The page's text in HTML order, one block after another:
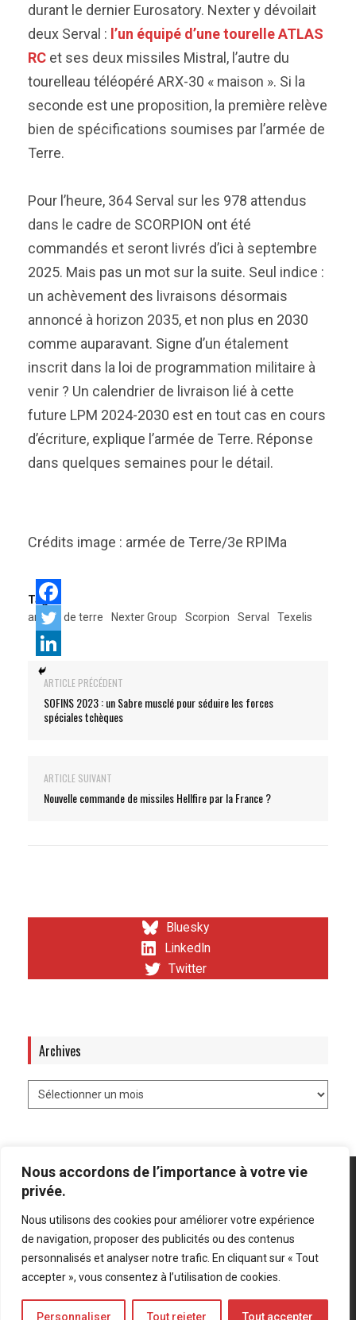
Nous accordons de l’importance à votre vie
privée.
Nous utilisons des cookies pour améliorer votre expérience
de navigation, proposer des publicités ou des contenus
personnalisés et analyser notre trafic. En cliquant sur « Tout
accepter », vous consentez à l’utilisation de cookies.
Personnaliser Tout rejeter Tout accepter
durant le dernier Eurosatory. Nexter y dévoilait
deux Serval : l’un équipé d’une tourelle ATLAS
RC et ses deux missiles Mistral, l’autre du
tourelleau téléopéré ARX-30 « maison ». Si la
seconde est une proposition, la première relève
bien de spécifications soumises par l’armée de
Terre.
Pour l’heure, 364 Serval sur les 978 attendus
dans le cadre de SCORPION ont été
commandés et seront livrés d’ici à septembre
2025. Mais pas un mot sur la suite. Seul indice :
un achèvement des livraisons désormais
annoncé à horizon 2035, et non plus en 2030
comme auparavant. Signe d’un étalement
inscrit dans la loi de programmation militaire à
venir ? Un calendrier de livraison lié à cette
future LPM 2024-2030 est en tout cas en cours
d’écriture, explique l’armée de Terre. Réponse
dans quelques semaines pour le détail.
Crédits image : armée de Terre/3e RPIMa
Tags:
armée de terre
Nexter Group Scorpion Serval Texelis
ARTICLE PRÉCÉDENT
SOFINS 2023 : un Sabre musclé pour séduire les forces
spéciales tchèques
ARTICLE SUIVANT
Nouvelle commande de missiles Hellfire par la France ?
Bluesky
LinkedIn
Twitter
Archives
Mentions légales Politique de confidentialité
Bluesky
LinkedIn
Twitter